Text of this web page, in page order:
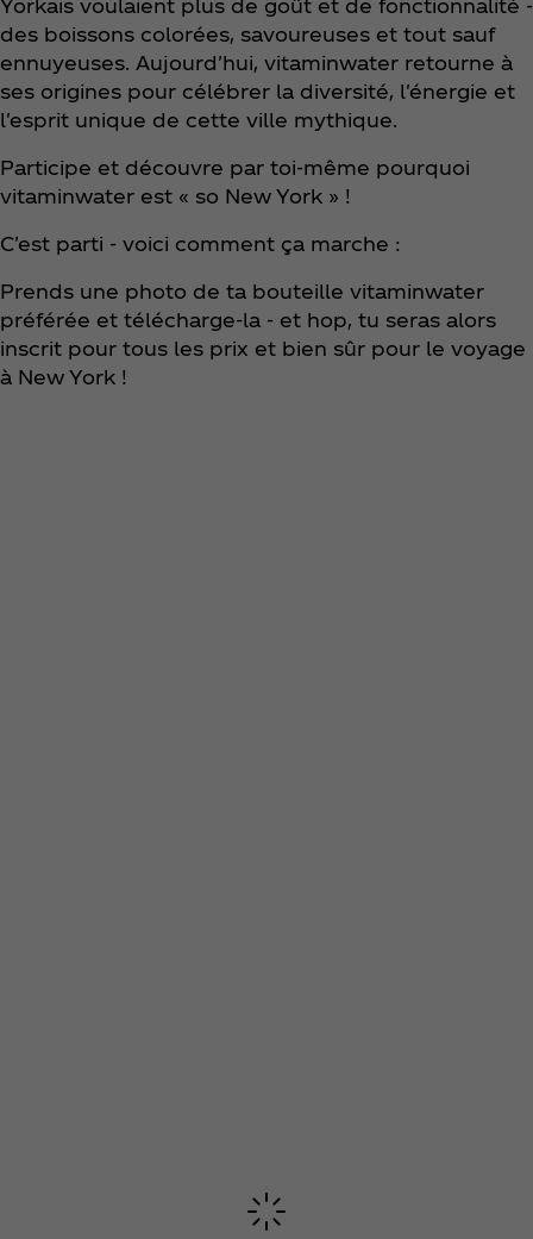
Yorkais voulaient plus de goût et de fonctionnalité -
des boissons colorées, savoureuses et tout sauf
ennuyeuses. Aujourd'hui, vitaminwater retourne à
ses origines pour célébrer la diversité, l'énergie et
l'esprit unique de cette ville mythique.
Participe et découvre par toi-même pourquoi
vitaminwater est « so New York » !
C'est parti - voici comment ça marche :
Prends une photo de ta bouteille vitaminwater
préférée et télécharge-la - et hop, tu seras alors
inscrit pour tous les prix et bien sûr pour le voyage
à New York !